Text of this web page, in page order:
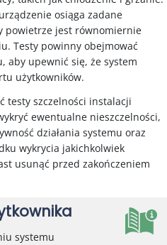
osiąga zadane
powietrze jest równomiernie
Testy powinny obejmować
aby upewnić się, że system
użytkowników.
testy szczelności instalacji
ewentualne nieszczelności,
działania systemu oraz
wykrycia jakichkolwiek
usunąć przed zakończeniem
systemu